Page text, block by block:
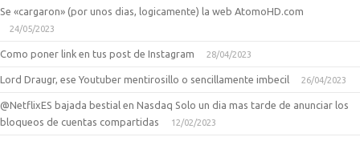
Se «cargaron» (por unos dias, logicamente) la web AtomoHD.com
24/05/2023
Como poner link en tus post de Instagram 28/04/2023
Lord Draugr, ese Youtuber mentirosillo o sencillamente imbecil 26/04/2023
@NetflixES bajada bestial en Nasdaq Solo un dia mas tarde de anunciar los
bloqueos de cuentas compartidas
12/02/2023